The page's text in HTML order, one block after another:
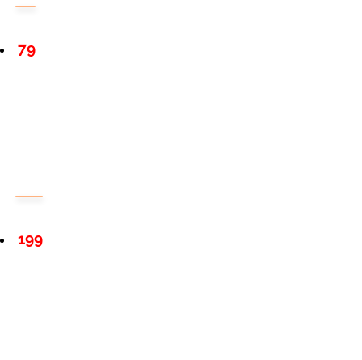
79
199